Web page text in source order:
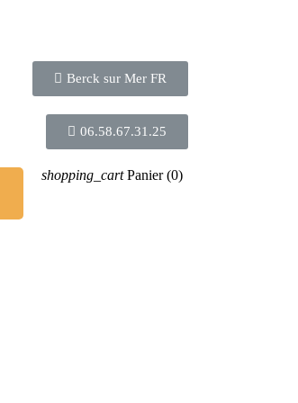
Berck sur Mer FR
06.58.67.31.25
shopping_cart Panier (0)